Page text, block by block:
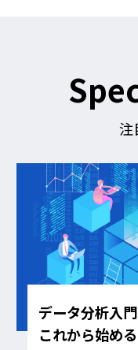
注
データ分析入門
これから始め